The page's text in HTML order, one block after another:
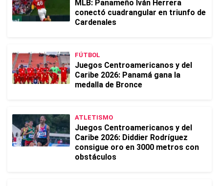
MLB: Panameño Iván Herrera
conectó cuadrangular en triunfo de
Cardenales
FÚTBOL
Juegos Centroamericanos y del
Caribe 2026: Panamá gana la
medalla de Bronce
ATLETISMO
Juegos Centroamericanos y del
Caribe 2026: Diddier Rodríguez
consigue oro en 3000 metros con
obstáculos